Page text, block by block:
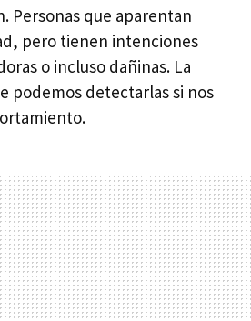
Personas que aparentan
pero tienen intenciones
o incluso dañinas. La
podemos detectarlas si nos